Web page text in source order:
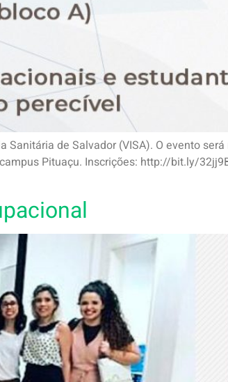
de Salvador (VISA). O evento será
Pituaçu. Inscrições: http://bit.ly/